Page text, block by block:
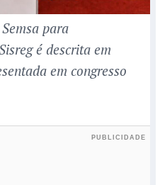
para
é descrita em
em congresso